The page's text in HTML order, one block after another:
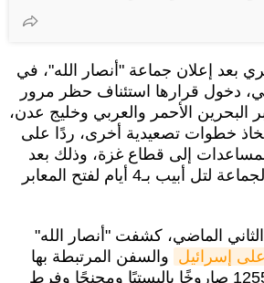
بعد إعلان جماعة "أنصار الله"، في
دخول قرارها استئناف حظر مرور
البحرين الأحمر والعربي وخليج عدن،
خطوات تصعيدية أخرى، ردًا على
إلى قطاع غزة، وذلك بعد
انقضاء هدنة حددتها الجماعة لتل أبيب بـ4 أيام لفتح المعابر
الثاني الماضي، كشفت "أنصار الله"
إسرائيل والسفن المرتبطة بها
وبأمريكا وبريطانيا بـ1255 صاروخًا باليستيًا ومجنحًا وفرط